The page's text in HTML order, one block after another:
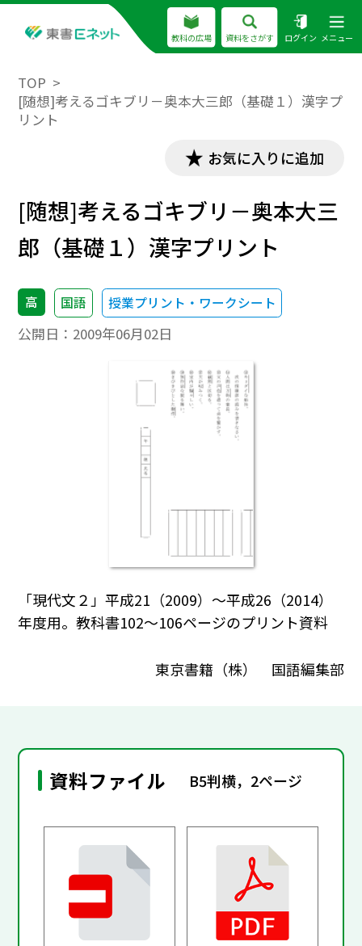
教科の広場 資料をさがす ログイン メニュー
TOP
[随想]考えるゴキブリ－奥本大三郎（基礎１）漢字プ
リント
お気に入りに追加
[随想]考えるゴキブリ－奥本大三
郎（基礎１）漢字プリント
高 国語 授業プリント・ワークシート
公開日： 2009年06月02日
「現代文２」平成21（2009）～平成26（2014）
年度用。教科書102～106ページのプリント資料
東京書籍（株） 国語編集部
資料ファイル B5判横，2ページ